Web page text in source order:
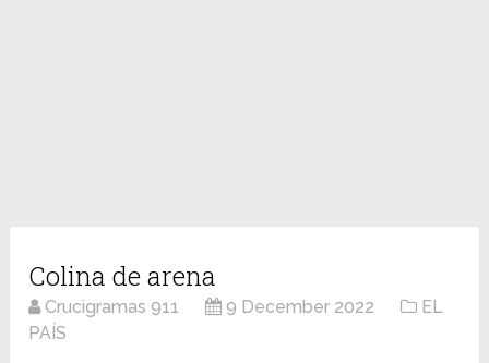
Colina de arena
Crucigramas 911 9 December 2022
EL
PAÍS